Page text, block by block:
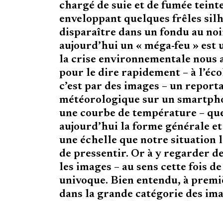
chargé de suie et de fumée
enveloppant quelques frêles
disparaître dans un fondu au
aujourd’hui un « méga-feu »
la crise environnementale nous
pour le dire rapidement – à
c’est par des images – un
météorologique sur un
une courbe de température –
aujourd’hui la forme générale
une échelle que notre situation
de pressentir. Or à y regarder
les images – au sens cette fois
univoque. Bien entendu, à
dans la grande catégorie des